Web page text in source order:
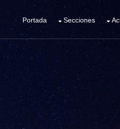
Portada Secciones